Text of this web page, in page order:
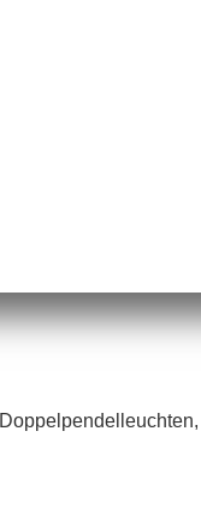
Doppel­pendel­leuchten,